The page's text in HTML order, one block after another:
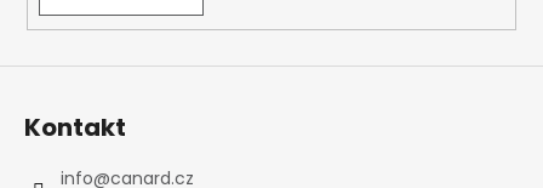
Kontakt
info@canard.cz